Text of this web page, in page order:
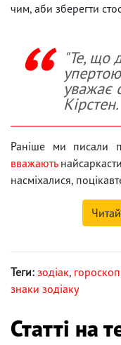
чим, аби зберегти
"Те, що
уважає
Кірстен.
Раніше ми писали
вважають
насміхалися,
Теги: зодіак, гороскоп
знаки зодіаку
Статті на